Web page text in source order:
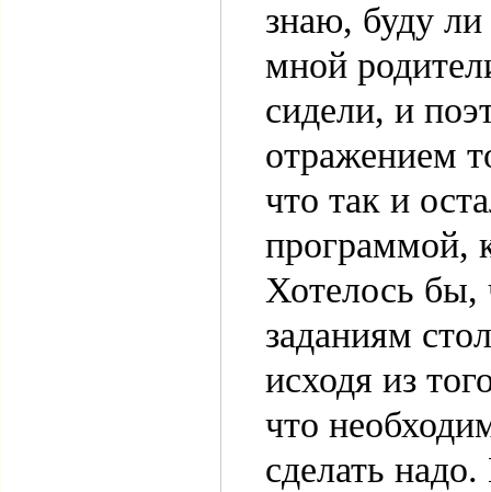
знаю, буду
мной
сидели, и
отражением
что так и
программой,
Хотелось
заданиям
исходя из
что
сделать